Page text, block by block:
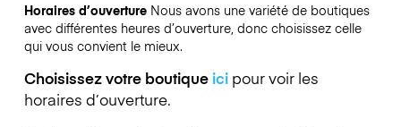
Horaires d’ouverture Nous avons une variété de boutiques
avec différentes heures d’ouverture, donc choisissez celle
qui vous convient le mieux.
Choisissez votre boutique icipour voir les
horaires d’ouverture.